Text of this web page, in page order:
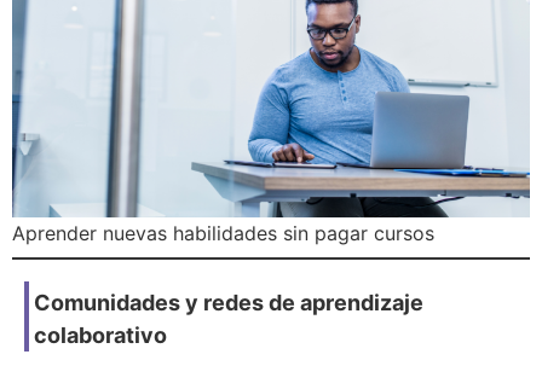
Aprender nuevas habilidades sin pagar cursos
Comunidades y redes de aprendizaje
colaborativo